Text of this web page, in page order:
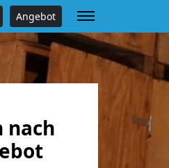
Angebot
nach